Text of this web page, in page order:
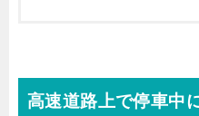
高速道路上で停車中